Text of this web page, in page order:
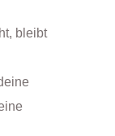
bleibt